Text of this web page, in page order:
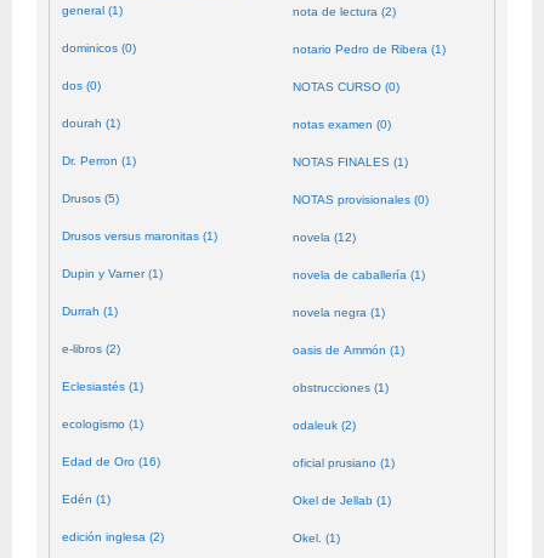
general (1)
dominicos (0)
dos (0)
dourah (1)
Dr. Perron (1)
Drusos (5)
Drusos versus maronitas (1)
Dupin y Varner (1)
Durrah (1)
e-libros (2)
Eclesiastés (1)
ecologismo (1)
Edad de Oro (16)
Edén (1)
edición inglesa (2)
nota de lectura (2)
notario Pedro de Ribera (1)
NOTAS CURSO (0)
notas examen (0)
NOTAS FINALES (1)
NOTAS provisionales (0)
novela (12)
novela de caballería (1)
novela negra (1)
oasis de Ammón (1)
obstrucciones (1)
odaleuk (2)
oficial prusiano (1)
Okel de Jellab (1)
Okel. (1)